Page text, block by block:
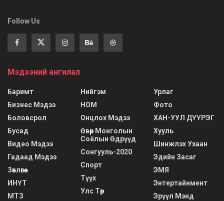
Follow Us
Мэдээний ангилал
Баримт
Бизнес Мэдээ
Боловсрол
Бусад
Видео Мэдээ
Гадаад Мэдээ
Зөвлөгөө
ИНҮТ
МТЗ
Нийгэм
НОМ
Онцлох Мэдээ
Өвөр Монголын
Соёлын Өдрүүд
Сонгууль-2020
Спорт
Түүх
Улс Төр
Урлаг
Фото
ХАН-УУЛ ДҮҮРЭГ
Хууль
Шинжлэх Ухаан
Эдийн Засаг
ЭМЯ
Энтертайнмент
Эрүүл Мэнд